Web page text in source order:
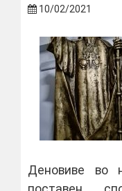
10/02/2021
Деновиве во